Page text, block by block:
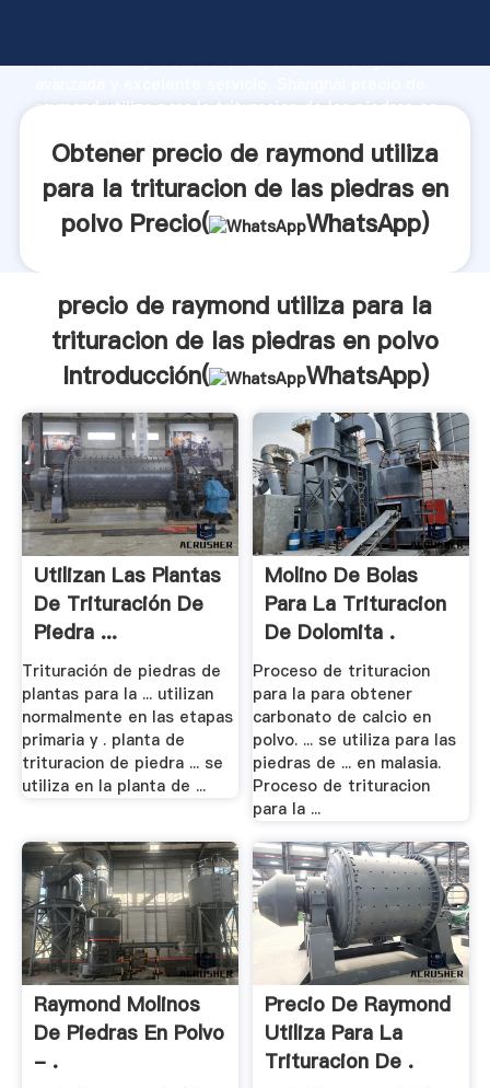
capacidad de producción, fuerza de investigación
raymond utiliza para la trituracion de las piedras en
todos los clientes.
Obtener precio de raymond utiliza
para la trituracion de las piedras en
polvo Precio(
WhatsApp)
precio de raymond utiliza para la
trituracion de las piedras en polvo
Introducción(
WhatsApp)
Utilizan Las Plantas
De Trituración De
Piedra ...
Trituración de piedras de
plantas para la ... utilizan
normalmente en las etapas
primaria y . planta de
trituracion de piedra ... se
utiliza en la planta de ...
Molino De Bolas
Para La Trituracion
De Dolomita .
Proceso de trituracion
para la para obtener
carbonato de calcio en
polvo. ... se utiliza para las
piedras de ... en malasia.
Proceso de trituracion
para la ...
Raymond Molinos
De Piedras En Polvo
- .
Precio De Raymond
Utiliza Para La
Trituracion De .